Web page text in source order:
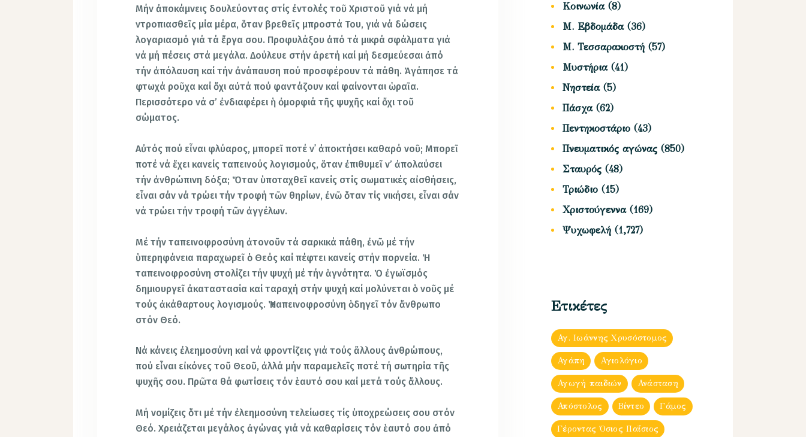
Μήν ἀποκάμνεις δουλεύοντας στίς ἐντολές τοῦ Χριστοῦ γιά νά μή
ντροπιασθεῖς μία μέρα, ὅταν βρεθεῖς μπροστά Του, γιά νά δώσεις
λογαριασμό γιά τά ἔργα σου. Προφυλάξου ἀπό τά μικρά σφάλματα γιά
νά μή πέσεις στά μεγάλα. Δούλευε στήν ἀρετή καί μή δεσμεύεσαι ἀπό
τήν ἀπόλαυση καί τήν ἀνάπαυση πού προσφέρουν τά πάθη. Ἀγάπησε τά
φτωχά ροῦχα καί ὄχι αὐτά πού φαντάζουν καί φαίνονται ὡραῖα.
Περισσότερο νά σ’ ἐνδιαφέρει ἡ ὀμορφιά τῆς ψυχῆς καί ὄχι τοῦ
σώματος.
Αὐτός πού εἶναι φλύαρος, μπορεῖ ποτέ ν᾿ ἀποκτήσει καθαρό νοῦ; Μπορεῖ
ποτέ νά ἔχει κανείς ταπεινούς λογισμούς, ὅταν ἐπιθυμεῖ ν’ ἀπολαύσει
τήν ἀνθρώπινη δόξα; Ὅταν ὑποταχθεῖ κανείς στίς σωματικές αἰσθήσεις,
εἶναι σάν νά τρώει τήν τροφή τῶν θηρίων, ἐνῶ ὅταν τίς νικήσει, εἶναι σάν
νά τρώει τήν τροφή τῶν ἀγγέλων.
Μέ τήν ταπεινοφροσύνη ἀτονοῦν τά σαρκικά πάθη, ἐνῶ μέ τήν
ὑπερηφάνεια παραχωρεῖ ὁ Θεός καί πέφτει κανείς στήν πορνεία. Ἡ
ταπεινοφροσύνη στολίζει τήν ψυχή μέ τήν ἁγνότητα. Ὁ ἐγωϊσμός
δημιουργεῖ ἀκαταστασία καί ταραχή στήν ψυχή καί μολύνεται ὁ νοῦς μέ
τούς ἀκάθαρτους λογισμούς. Ἡ ταπεινοφροσύνη ὁδηγεῖ τόν ἄνθρωπο
στόν Θεό.
Νά κάνεις ἐλεημοσύνη καί νά φροντίζεις γιά τούς ἄλλους ἀνθρώπους,
πού εἶναι εἰκόνες τοῦ Θεοῦ, ἀλλά μήν παραμελεῖς ποτέ τή σωτηρία τῆς
ψυχῆς σου. Πρῶτα θά φωτίσεις τόν ἑαυτό σου καί μετά τούς ἄλλους.
Μή νομίζεις ὅτι μέ τήν ἐλεημοσύνη τελείωσες τίς ὑποχρεώσεις σου στόν
Θεό. Χρειάζεται μεγάλος ἀγώνας γιά νά καθαρίσεις τόν ἑαυτό σου ἀπό
Κοινωνία(8)
Μ. Εβδομάδα(36)
Μ. Τεσσαρακοστή (57)
Μυστήρια(41)
Νηστεία(5)
Πάσχα(62)
Πεντηκοστάριο (43)
Πνευματικός αγώνας (850)
Σταυρός (48)
Τριώδιο (15)
Χριστούγεννα(169)
Ψυχωφελή (1,727)
Ετικέτες
Αγ. Ιωάννης Χρυσόστομος
Αγάπη Αγιολόγιο
Αγωγή παιδιών Ανάσταση
Απόστολος Βίντεο Γάμος
Γέροντας Όσιος Παΐσιος